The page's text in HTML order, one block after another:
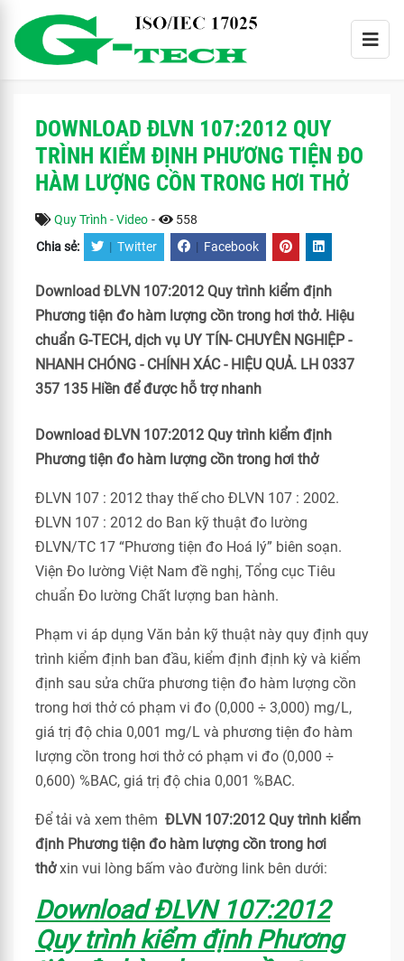
DOWNLOAD ĐLVN 107:2012 QUY
TRÌNH KIỂM ĐỊNH PHƯƠNG TIỆN ĐO
HÀM LƯỢNG CỒN TRONG HƠI THỞ
Quy Trình - Video - 558
Chia sẻ: | Twitter | Facebook
Download ĐLVN 107:2012 Quy trình kiểm định
Phương tiện đo hàm lượng cồn trong hơi thở. Hiệu
chuẩn G-TECH, dịch vụ UY TÍN- CHUYÊN NGHIỆP -
NHANH CHÓNG - CHÍNH XÁC - HIỆU QUẢ. LH 0337
357 135 Hiền để được hỗ trợ nhanh
Download ĐLVN 107:2012 Quy trình kiểm định
Phương tiện đo hàm lượng cồn trong hơi thở
ĐLVN 107 : 2012 thay thế cho ĐLVN 107 : 2002.
ĐLVN 107 : 2012 do Ban kỹ thuật đo lường
ĐLVN/TC 17 “Phương tiện đo Hoá lý” biên soạn.
Viện Đo lường Việt Nam đề nghị, Tổng cục Tiêu
chuẩn Đo lường Chất lượng ban hành.
Phạm vi áp dụng Văn bản kỹ thuật này quy định quy
trình kiểm định ban đầu, kiểm định định kỳ và kiểm
định sau sửa chữa phương tiện đo hàm lượng cồn
trong hơi thở có phạm vi đo (0,000 ÷ 3,000) mg/L,
giá trị độ chia 0,001 mg/L và phương tiện đo hàm
lượng cồn trong hơi thở có phạm vi đo (0,000 ÷
0,600) %BAC, giá trị độ chia 0,001 %BAC.
Để tải và xem thêm ĐLVN 107:2012 Quy trình kiểm
định Phương tiện đo hàm lượng cồn trong hơi
thởxin vui lòng bấm vào đường link bên dưới:
Download ĐLVN 107:2012
Quy trình kiểm định Phương